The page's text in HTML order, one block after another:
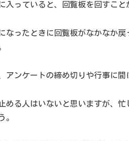
入っていると、回覧板を回すこと
なったときに回覧板がなかなか戻
アンケートの締め切りや行事に
める人はいないと思いますが、
。